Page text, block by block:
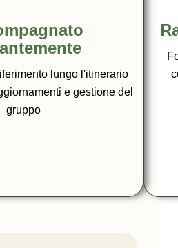
lungo l'itinerario
e gestione del
gruppo